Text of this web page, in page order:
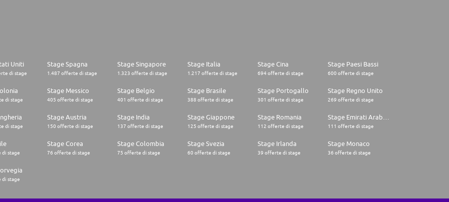
Uniti
di stage
Stage Spagna
1.487 offerte di stage
Stage Singapore
1.323 offerte di stage
Stage Italia
1.217 offerte di stage
Stage Cina
694 offerte di stage
Stage Paesi Bassi
600 offerte di stage
di stage
Stage Messico
405 offerte di stage
Stage Belgio
401 offerte di stage
Stage Brasile
388 offerte di stage
Stage Portogallo
301 offerte di stage
Stage Regno Unito
269 offerte di stage
di stage
Stage Austria
150 offerte di stage
Stage India
137 offerte di stage
Stage Giappone
125 offerte di stage
Stage Romania
112 offerte di stage 111 offerte di stage
stage
Stage Corea
76 offerte di stage
Stage Colombia
75 offerte di stage
Stage Svezia
60 offerte di stage
Stage Irlanda
39 offerte di stage
Stage Monaco
36 offerte di stage
stage